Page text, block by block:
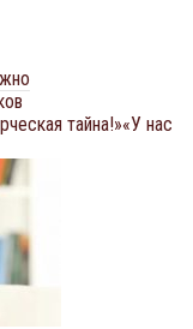
тайна!»«У нас